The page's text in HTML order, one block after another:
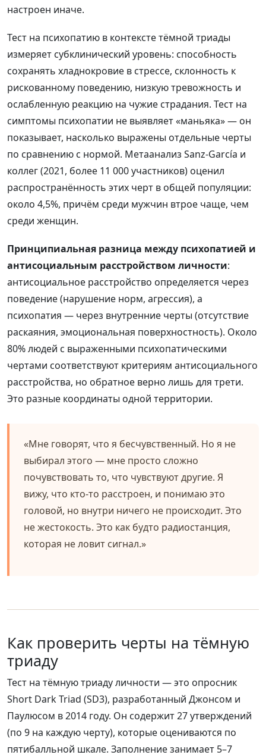
настроен иначе.
Тест на психопатию в контексте тёмной триады
измеряет субклинический уровень: способность
сохранять хладнокровие в стрессе, склонность к
рискованному поведению, низкую тревожность и
ослабленную реакцию на чужие страдания. Тест на
симптомы психопатии не выявляет «маньяка» — он
показывает, насколько выражены отдельные черты
по сравнению с нормой. Метаанализ Sanz-García и
коллег (2021, более 11 000 участников) оценил
распространённость этих черт в общей популяции:
около 4,5%, причём среди мужчин втрое чаще, чем
среди женщин.
Принципиальная разница между психопатией и
антисоциальным расстройством личности:
антисоциальное расстройство определяется через
поведение (нарушение норм, агрессия), а
психопатия — через внутренние черты (отсутствие
раскаяния, эмоциональная поверхностность). Около
80% людей с выраженными психопатическими
чертами соответствуют критериям антисоциального
расстройства, но обратное верно лишь для трети.
Это разные координаты одной территории.
«Мне говорят, что я бесчувственный. Но я не
выбирал этого — мне просто сложно
почувствовать то, что чувствуют другие. Я
вижу, что кто-то расстроен, и понимаю это
головой, но внутри ничего не происходит. Это
не жестокость. Это как будто радиостанция,
которая не ловит сигнал.»
Как проверить черты на тёмную
триаду
Тест на тёмную триаду личности — это опросник
Short Dark Triad (SD3), разработанный Джонсом и
Паулюсом в 2014 году. Он содержит 27 утверждений
(по 9 на каждую черту), которые оцениваются по
пятибалльной шкале. Заполнение занимает 5–7